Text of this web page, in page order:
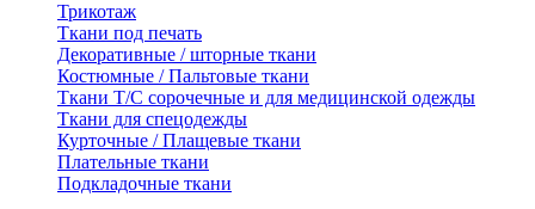
Трикотаж
Ткани под печать
Декоративные / шторные ткани
Костюмные / Пальтовые ткани
Ткани Т/С сорочечные и для медицинской одежды
Ткани для спецодежды
Курточные / Плащевые ткани
Плательные ткани
Подкладочные ткани